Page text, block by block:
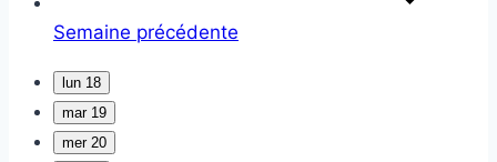
Semaine précédente
lun 18
mar 19
mer 20